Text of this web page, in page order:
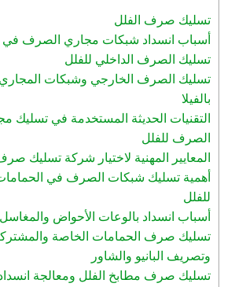
تسليك صرف الفلل
أسباب انسداد شبكات مجاري الصرف في
تسليك الصرف الداخلي للفلل
تسليك الصرف الخارجي وشبكات
بالفيلا
التقنيات الحديثة المستخدمة في تسليك
الصرف للفلل
المعايير المهنية لاختيار شركة تسليك
أهمية تسليك شبكات الصرف في
للفلل
أسباب انسداد بالوعات الأحواض
تسليك صرف الحمامات الخاصة
وتصريف البانيو والشاور
تسليك صرف مطابخ الفلل ومعالجة